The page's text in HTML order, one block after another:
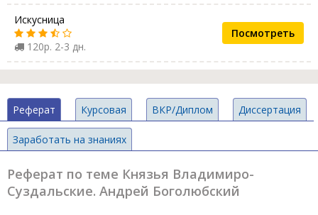
Искусница
120р. 2-3 дн.
Посмотреть
Реферат Курсовая ВКР/Диплом Диссертация
Заработать на знаниях
Реферат по теме Князья Владимиро-
Суздальские. Андрей Боголюбский